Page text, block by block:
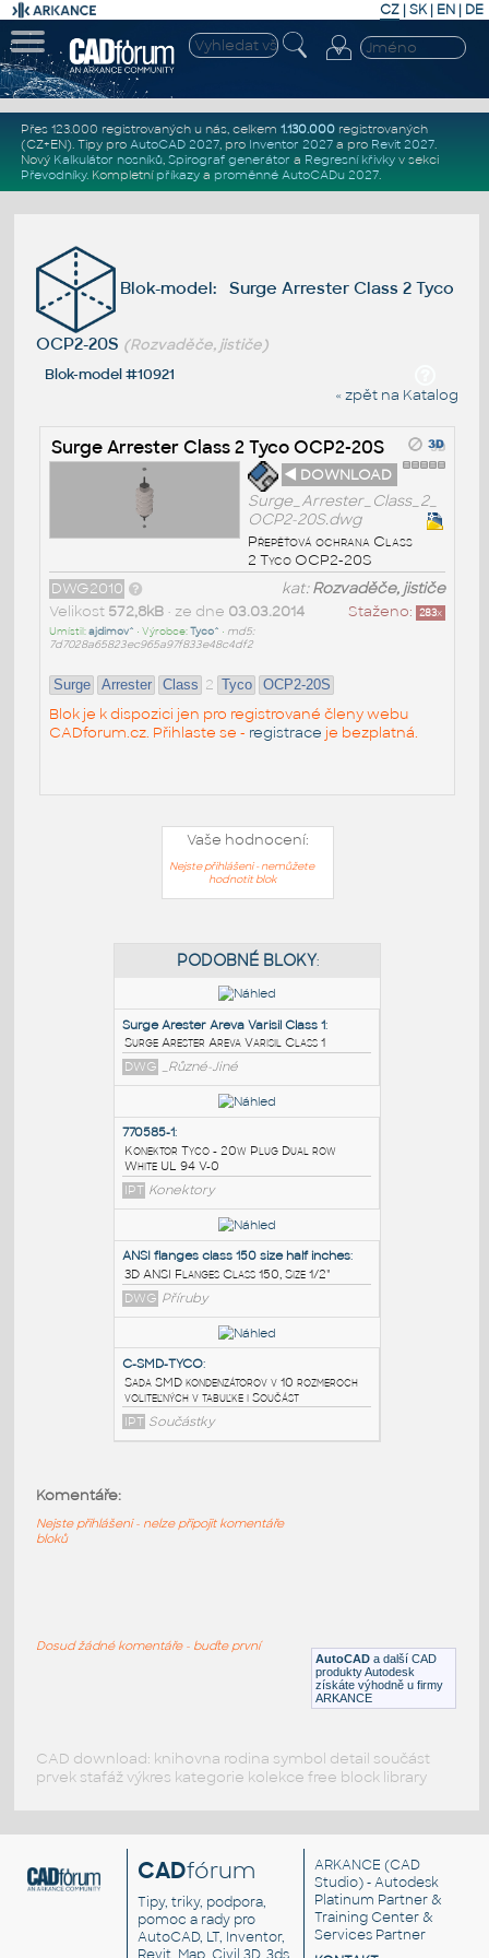
CZ | SK| EN | DE
Přes 123.000 registrovaných u nás, celkem 1.130.000registrovaných
(CZ+EN). Tipy pro AutoCAD 2027, pro Inventor 2027a pro Revit 2027.
Nový Kalkulátor nosníků, Spirograf generátor a Regresní křivkyv sekci
Převodníky. Kompletní příkazya proměnné AutoCADu 2027.
Blok-model: Surge Arrester Class 2 Tyco
OCP2-20S (Rozvaděče, jističe)
Blok-model #10921
« zpět na Katalog
Surge Arrester Class 2 Tyco OCP2-20S
◄ DOWNLOAD
Surge_Arrester_Class_2_
OCP2-20S.dwg
Přepěťová ochrana Class
2 Tyco OCP2-20S
kat:Rozvaděče, jističe
DWG2010
Staženo: 283x
Velikost 572,8kB• ze dne 03.03.2014
Umístil:ajdimov^ • Výrobce:Tyco^ • md5:
7d7028a65823ec965a97f833e48c4df2
Surge Arrester Class 2 Tyco OCP2-20S
Blok je k dispozici jen pro registrované členy webu
CADforum.cz. Přihlaste se - registrace je bezplatná.
Vaše hodnocení:
Nejste přihlášeni - nemůžete
hodnotit blok
Surge Arester Areva Varisil Class 1
Surge Arester Areva Varisil Class 1
DWG _Různé-Jiné
Konektor Tyco - 20w Plug Dual row
White UL 94 V-0
IPT Konektory
DWG Příruby
voliteľných v tabuľke i Součást
AutoCAD a další CAD
produkty Autodesk
získáte výhodně u firmy
ARKANCE
Komentáře:
Nejste přihlášeni - nelze připojit komentáře
bloků
Dosud žádné komentáře - buďte první
CAD download: knihovna rodina symbol detail součást
prvek stafáž výkres kategorie kolekce free block library
CADfórum
Tipy, triky, podpora,
pomoc a rady pro
AutoCAD, LT, Inventor,
ARKANCE (CAD
Studio) - Autodesk
Platinum Partner &
Training Center &
Services Partner